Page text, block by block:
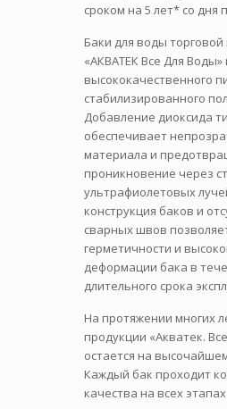
сроком на 5 лет* со дня
Баки для воды торговой
«АКВАТЕК Все Для Воды»
высококачественного
стабилизированного
Добавление диоксида
обеспечивает
материала и
проникновение через
ультрафиолетовых
конструкция баков и
сварных швов
герметичности и
деформации бака в
длительного срока
На протяжении многих
продукции «Акватек.
остается на
Каждый бак проходит
качества на всех